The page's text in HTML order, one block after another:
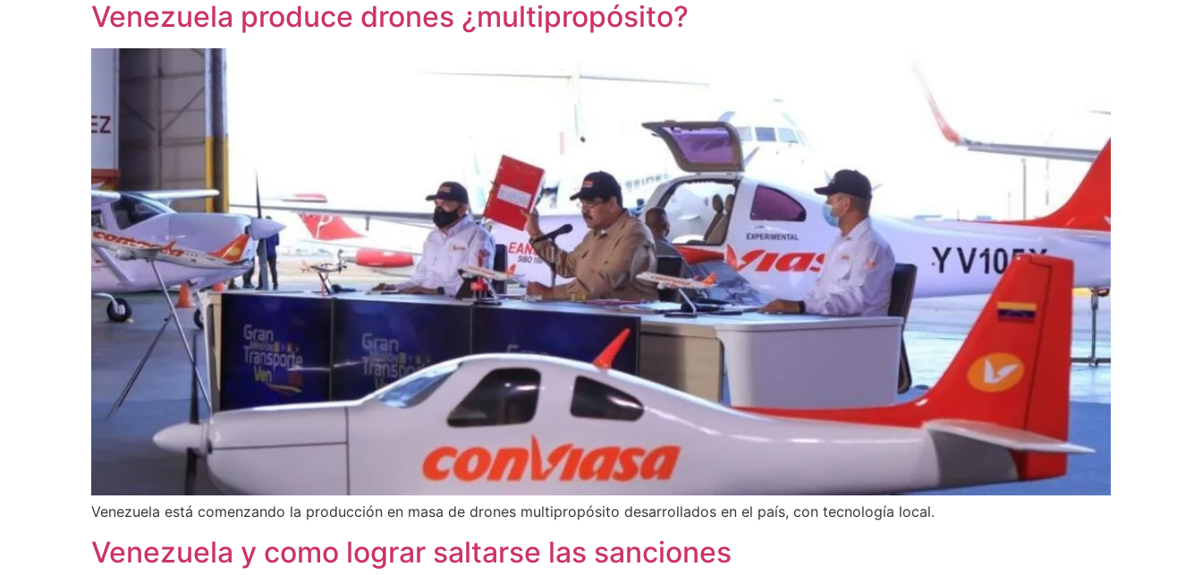
Venezuela produce drones ¿multipropósito?
Venezuela está comenzando la producción en masa de drones multipropósito desarrollados en el país, con tecnología local.
Venezuela y como lograr saltarse las sanciones